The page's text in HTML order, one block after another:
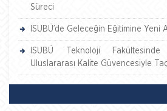
Süreci
ISUBÜ’de Geleceğin Eğitimine Yeni
ISUBÜ Teknoloji
Uluslararası Kalite Güvencesiyle